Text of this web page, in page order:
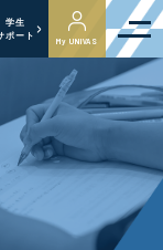
学生
ポート
My UNIVAS